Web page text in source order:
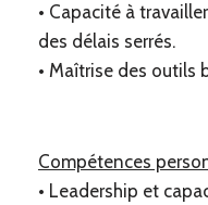
• Capacité à
des délais serrés.
• Maîtrise des outils
Compétences
• Leadership et